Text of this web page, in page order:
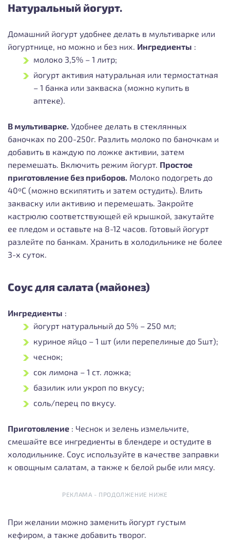
Натуральный йогурт.
Домашний йогурт удобнее делать в мультиварке или
йогуртнице, но можно и без них. Ингредиенты :
молоко 3,5% – 1 литр;
йогурт активия натуральная или термостатная
– 1 банка или закваска (можно купить в
аптеке).
В мультиварке. Удобнее делать в стеклянных
баночках по 200-250г. Разлить молоко по баночкам и
добавить в каждую по ложке активии, затем
перемешать. Включить режим йогурт. Простое
приготовление без приборов. Молоко подогреть до
40ºС (можно вскипятить и затем остудить). Влить
закваску или активию и перемешать. Закройте
кастрюлю соответствующей ей крышкой, закутайте
ее пледом и оставьте на 8-12 часов. Готовый йогурт
разлейте по банкам. Хранить в холодильнике не более
3-х суток.
Соус для салата (майонез)
Ингредиенты :
йогурт натуральный до 5% – 250 мл;
куриное яйцо – 1 шт (или перепелиные до 5шт);
чеснок;
сок лимона – 1 ст. ложка;
базилик или укроп по вкусу;
соль/перец по вкусу.
Приготовление : Чеснок и зелень измельчите,
смешайте все ингредиенты в блендере и остудите в
холодильнике. Соус используйте в качестве заправки
к овощным салатам, а также к белой рыбе или мясу.
РЕКЛАМА - ПРОДОЛЖЕНИЕ НИЖЕ
При желании можно заменить йогурт густым
кефиром, а также добавить творог.